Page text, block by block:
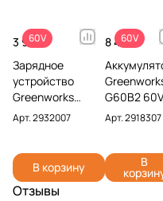
60V
3 990 ₽
Зарядное
устройство
Greenworks
G60UC 60V
2932007 (2 А)
Арт.2932007
В корзину
60V
8 490 ₽
G60B2
2918307 (2
Арт.2918307
В
Отзывы